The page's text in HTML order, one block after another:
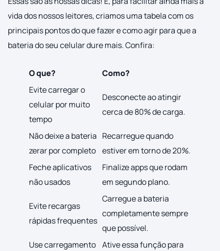
vida dos nossos leitores, criamos uma tabela com os
principais pontos do que fazer e como agir para que a
bateria do seu celular dure mais. Confira:
O que?
Como?
Evite carregar o
celular por muito
tempo
Desconecte ao atingir
cerca de 80% de carga.
Não deixe a bateria
zerar por completo
Recarregue quando
estiver em torno de 20%.
Feche aplicativos
não usados
Finalize apps que rodam
em segundo plano.
Evite recargas
rápidas frequentes
Carregue a bateria
completamente sempre
que possível.
Use carregamento Ative essa função para